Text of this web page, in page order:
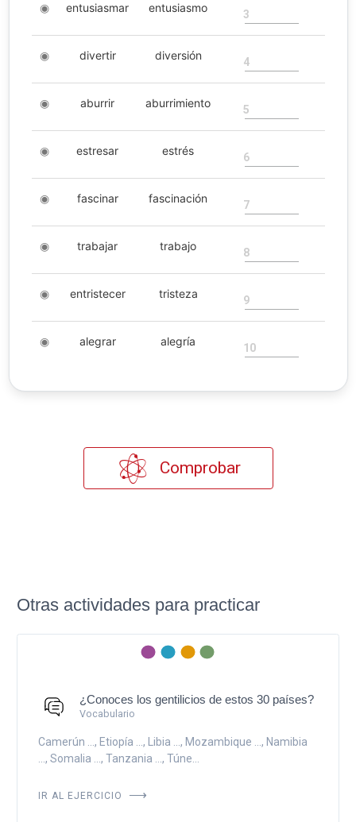
◉ entusiasmar entusiasmo 3
◉ divertir diversión 4
◉ aburrir aburrimiento 5
◉ estresar estrés 6
◉ fascinar fascinación 7
◉ trabajar trabajo 8
◉ entristecer tristeza 9
◉ alegrar alegría 10
Comprobar
Otras actividades para practicar
¿Conoces los gentilicios de estos 30 países?
Vocabulario
Camerún ..., Etiopía ..., Libia ..., Mozambique ..., Namibia
..., Somalia ..., Tanzania ..., Túne...
IR AL EJERCICIO